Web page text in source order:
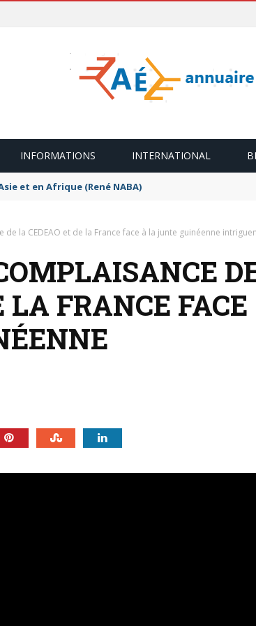
INFORMATIONS INTERNATIONAL
et en Afrique (René NABA)
de la CEDEAO et de la France face à la junte guinéenne
LA FRANCE FACE